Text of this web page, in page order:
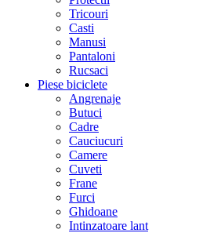
Tricouri
Casti
Manusi
Pantaloni
Rucsaci
Piese biciclete
Angrenaje
Butuci
Cadre
Cauciucuri
Camere
Cuveti
Frane
Furci
Ghidoane
Intinzatoare lant